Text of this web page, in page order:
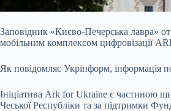
Заповідник «Києво-Печерська лавра»
мобільним комплексом цифровізації
Як повідомляє Укрінформ, інформація
Ініціатива Ark for Ukraine є частиною
Чеської Республіки та за підтримки